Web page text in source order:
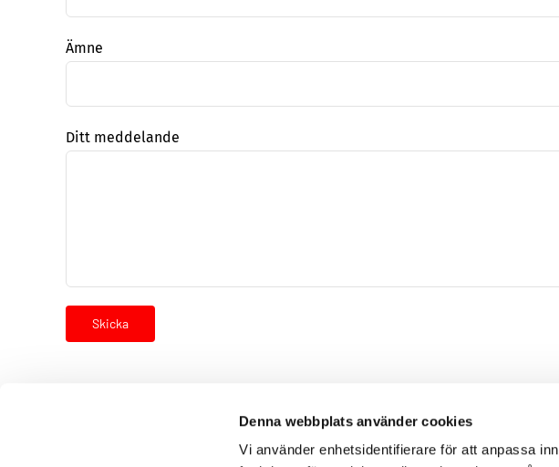
Denna webbplats använder cookies
Vi använder enhetsidentifierare för att anpassa
Ämne
Ditt meddelande